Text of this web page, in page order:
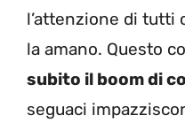
l’attenzione di tutti
la amano. Questo
subito il boom di
seguaci